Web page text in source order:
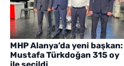
MHP Alanya’da yeni başkan:
Mustafa Türkdoğan 315 oy